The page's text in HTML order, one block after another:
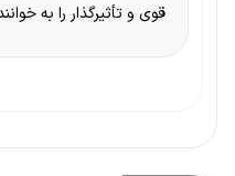
قوی و تأثیرگذار را به